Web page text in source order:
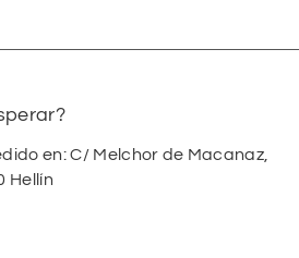
en: C/ Melchor de Macanaz,
Hellín